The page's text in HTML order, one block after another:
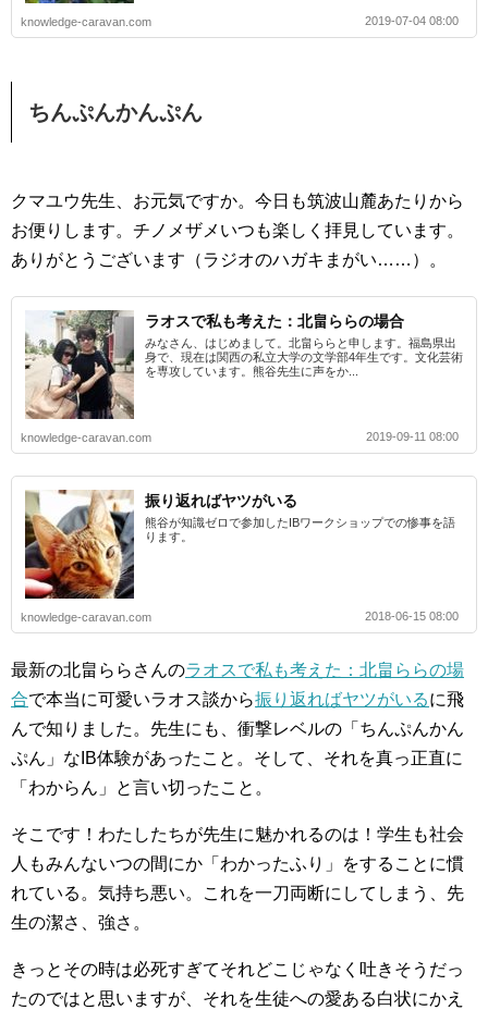
knowledge-caravan.com 2019-07-04 08:00
ちんぷんかんぷん
クマユウ先生、お元気ですか。今日も筑波山麓あたりから
お便りします。チノメザメいつも楽しく拝見しています。
ありがとうございます（ラジオのハガキまがい……）。
ラオスで私も考えた：北畠ららの場合
みなさん、はじめまして。北畠ららと申します。福島県出
身で、現在は関西の私立大学の文学部4年生です。文化芸術
を専攻しています。熊谷先生に声をか...
knowledge-caravan.com 2019-09-11 08:00
振り返ればヤツがいる
熊谷が知識ゼロで参加したIBワークショップでの惨事を語
ります。
knowledge-caravan.com 2018-06-15 08:00
最新の北畠ららさんのラオスで私も考えた：北畠ららの場
合で本当に可愛いラオス談から振り返ればヤツがいるに飛
んで知りました。先生にも、衝撃レベルの「ちんぷんかん
ぷん」なIB体験があったこと。そして、それを真っ正直に
「わからん」と言い切ったこと。
そこです！わたしたちが先生に魅かれるのは！学生も社会
人もみんないつの間にか「わかったふり」をすることに慣
れている。気持ち悪い。これを一刀両断にしてしまう、先
生の潔さ、強さ。
きっとその時は必死すぎてそれどこじゃなく吐きそうだっ
たのではと思いますが、それを生徒への愛ある白状にかえ